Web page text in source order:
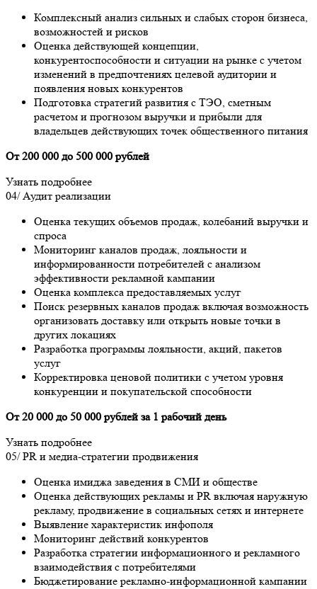
Комплексный анализ сильных и слабых сторон бизнеса,
возможностей и рисков
Оценка действующей концепции,
конкурентоспособности и ситуации на рынке с учетом
изменений в предпочтениях целевой аудитории и
появления новых конкурентов
Подготовка стратегий развития с ТЭО, сметным
расчетом и прогнозом выручки и прибыли для
владельцев действующих точек общественного питания
От 200 000 до 500 000 рублей
Узнать подробнее
04/Аудит реализации
Оценка текущих объемов продаж, колебаний выручки и
спроса
Мониторинг каналов продаж, лояльности и
информированности потребителей с анализом
эффективности рекламной кампании
Оценка комплекса предоставляемых услуг
Поиск резервных каналов продаж включая возможность
организовать доставку или открыть новые точки в
других локациях
Разработка программы лояльности, акций, пакетов
услуг
Корректировка ценовой политики с учетом уровня
конкуренции и покупательской способности
От 20 000 до 50 000 рублей за 1 рабочий день
Узнать подробнее
05/PR и медиа-стратегии продвижения
Оценка имиджа заведения в СМИ и обществе
Оценка действующих рекламы и PR включая наружную
рекламу, продвижение в социальных сетях и интернете
Выявление характеристик инфополя
Мониторинг действий конкурентов
Разработка стратегии информационного и рекламного
взаимодействия с потребителями
Бюджетирование рекламно-информационной кампании